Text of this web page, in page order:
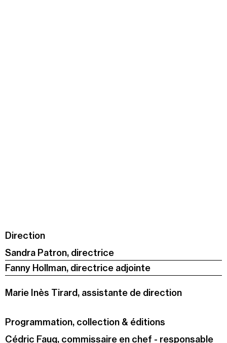
15h00-
Jeudi 20 août
19h00
22h30
Terrasses nocturnes avec DJ sets
Visite contemplative "Mettez-vous au vert"
Direction
Sandra Patron, directrice
Fanny Hollman, directrice adjointe
Marie Inès Tirard, assistante de direction
Programmation, collection & éditions
Cédric Fauq, commissaire en chef - responsable